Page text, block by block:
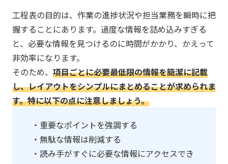
工程表の目的は、作業の進捗状況や担当業務を瞬時に把
握することにあります。過度な情報を詰め込みすぎる
と、必要な情報を見つけるのに時間がかかり、かえって
非効率になります。
そのため、 項目ごとに必要最低限の情報を簡潔に記載
し、レイアウトをシンプルにまとめることが求められま
す。特に以下の点に注意しましょう。
・重要なポイントを強調する
・無駄な情報は削減する
・読み手がすぐに必要な情報にアクセスでき